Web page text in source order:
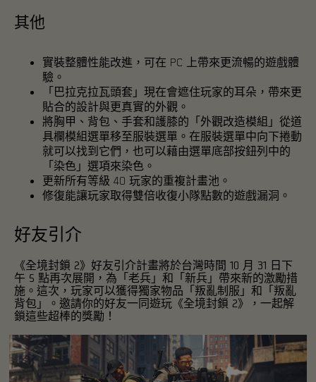
其他
實裝整體性能改進，可在 PC 上帶來更流暢的遊戲體
驗。
「巴拉克拉瓦頭套」現在會遮住玩家的耳朵，帶來更
貼合的設計與更真實的外觀。
將胸甲、背包、手套和護膝的「外觀改造模組」從道
具欄模組選單移至服裝選單。在服裝選單中向下捲動
就可以找到它們，也可以藉由選單底部按鈕列中的
「染色」選項來染色。
更新所有等級 40 玩家的重複計畫池。
修復能讓玩家取得雙倍收復小隊點數的遊戲漏洞。
好友引介
《全境封鎖 2》好友引介計畫將於台灣時間 10 月 31 日下
午 5 點再次展開，為「老兵」和「新兵」帶來新的激勵措
施。這次，玩家可以獲得獨家物品「叛亂制服」和「叛亂
背包」。邀請你的好友一同遊玩《全境封鎖 2》，一起解
鎖這些超棒的獎勵！